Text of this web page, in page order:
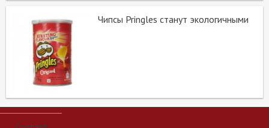
Чипсы Pringles станут экологичными